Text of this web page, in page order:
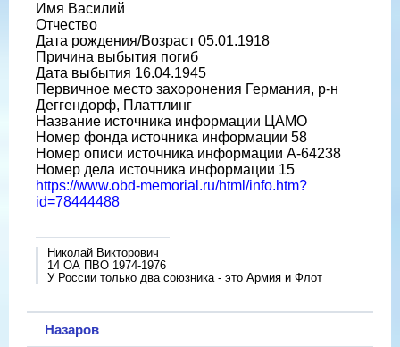
Имя Василий
Отчество
Дата рождения/Возраст 05.01.1918
Причина выбытия погиб
Дата выбытия 16.04.1945
Первичное место захоронения Германия, р-н
Деггендорф, Платтлинг
Название источника информации ЦАМО
Номер фонда источника информации 58
Номер описи источника информации A-64238
Номер дела источника информации 15
https://www.obd-memorial.ru/html/info.htm?
id=78444488
Николай Викторович
14 ОА ПВО 1974-1976
У России только два союзника - это Армия и Флот
Назаров